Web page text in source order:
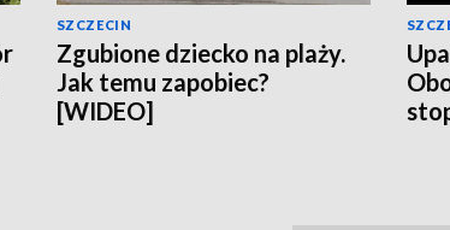
SZCZECIN
Zgubione dziecko na plaży.
Jak temu zapobiec?
[WIDEO]